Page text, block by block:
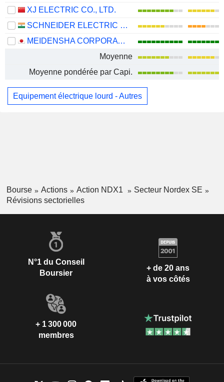
XJ ELECTRIC CO., LTD.
SCHNEIDER ELECTRIC INFRASTRUCTURE LIMITED
MEIDENSHA CORPORATION
Moyenne
Moyenne pondérée par Capi.
Equipement électrique lourd - Autres
Bourse Actions Action NDX1
Secteur Nordex SE
Révisions sectorielles
N°1 du Conseil
Boursier
+ de 20 ans
à vos côtés
+ 1 300 000
membres